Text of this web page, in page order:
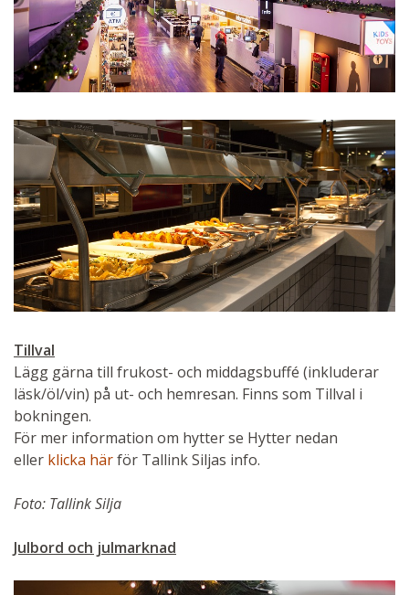
Tillval
Lägg gärna till frukost- och middagsbuffé (inkluderar
läsk/öl/vin) på ut- och hemresan. Finns som Tillval i
bokningen.
För mer information om hytter se Hytter nedan
eller klicka härför Tallink Siljas info.
Foto: Tallink Silja
Julbord och julmarknad